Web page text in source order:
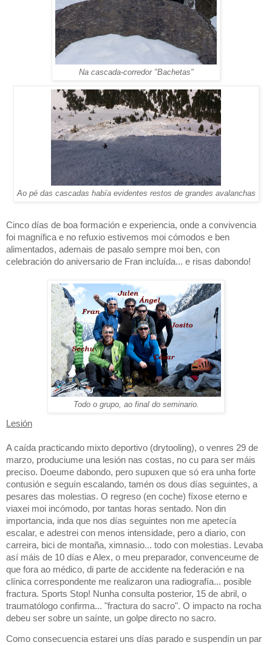
Na cascada-corredor "Bachetas"
Ao pé das cascadas había evidentes restos de grandes avalanchas
Cinco días de boa formación e experiencia, onde a convivencia
foi magnífica e no refuxio estivemos moi cómodos e ben
alimentados, ademais de pasalo sempre moi ben, con
celebración do aniversario de Fran incluída... e risas dabondo!
Todo o grupo, ao final do seminario.
Lesión
A caída practicando mixto deportivo (drytooling), o venres 29 de
marzo, produciume una lesión nas costas, no cu para ser máis
preciso. Doeume dabondo, pero supuxen que só era unha forte
contusión e seguín escalando, tamén os dous días seguintes, a
pesares das molestias. O regreso (en coche) fíxose eterno e
viaxei moi incómodo, por tantas horas sentado. Non din
importancia, inda que nos días seguintes non me apetecía
escalar, e adestrei con menos intensidade, pero a diario, con
carreira, bici de montaña, ximnasio... todo con molestias. Levaba
así máis de 10 días e Alex, o meu preparador, convenceume de
que fora ao médico, di parte de accidente na federación e na
clínica correspondente me realizaron una radiografía... posible
fractura. Sports Stop! Nunha consulta posterior, 15 de abril, o
traumatólogo confirma... "fractura do sacro". O impacto na rocha
debeu ser sobre un saínte, un golpe directo no sacro.
Como consecuencia estarei uns días parado e suspendín un par